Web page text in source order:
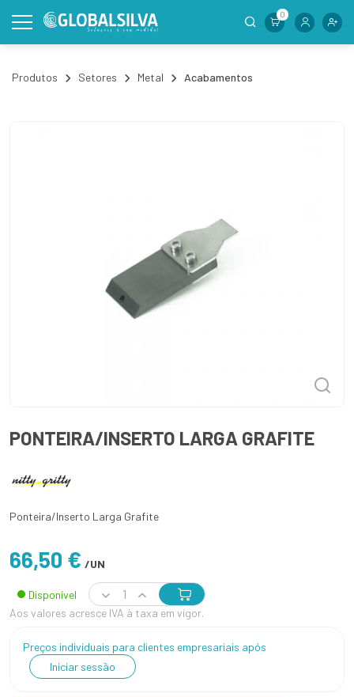
0
Produtos Setores Metal Acabamentos
PONTEIRA/INSERTO LARGA GRAFITE
Ponteira/Inserto Larga Grafite
66,50 € /UN
Disponível
Aos valores acresce IVA à taxa em vigor.
Preços individuais para clientes empresariais após
Iniciar sessão